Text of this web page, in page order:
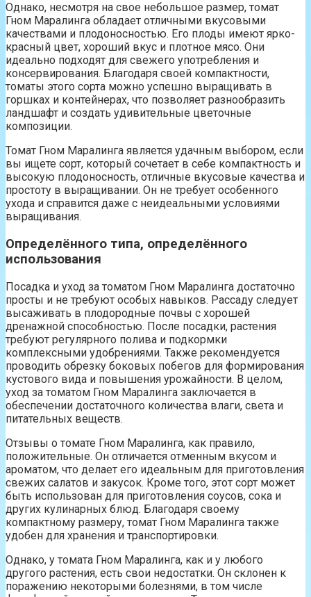
Однако, несмотря на свое небольшое размер, томат
Гном Маралинга обладает отличными вкусовыми
качествами и плодоносностью. Его плоды имеют ярко-
красный цвет, хороший вкус и плотное мясо. Они
идеально подходят для свежего употребления и
консервирования. Благодаря своей компактности,
томаты этого сорта можно успешно выращивать в
горшках и контейнерах, что позволяет разнообразить
ландшафт и создать удивительные цветочные
композиции.
Томат Гном Маралинга является удачным выбором, если
вы ищете сорт, который сочетает в себе компактность и
высокую плодоносность, отличные вкусовые качества и
простоту в выращивании. Он не требует особенного
ухода и справится даже с неидеальными условиями
выращивания.
Определённого типа, определённого
использования
Посадка и уход за томатом Гном Маралинга достаточно
просты и не требуют особых навыков. Рассаду следует
высаживать в плодородные почвы с хорошей
дренажной способностью. После посадки, растения
требуют регулярного полива и подкормки
комплексными удобрениями. Также рекомендуется
проводить обрезку боковых побегов для формирования
кустового вида и повышения урожайности. В целом,
уход за томатом Гном Маралинга заключается в
обеспечении достаточного количества влаги, света и
питательных веществ.
Отзывы о томате Гном Маралинга, как правило,
положительные. Он отличается отменным вкусом и
ароматом, что делает его идеальным для приготовления
свежих салатов и закусок. Кроме того, этот сорт может
быть использован для приготовления соусов, сока и
других кулинарных блюд. Благодаря своему
компактному размеру, томат Гном Маралинга также
удобен для хранения и транспортировки.
Однако, у томата Гном Маралинга, как и у любого
другого растения, есть свои недостатки. Он склонен к
поражению некоторыми болезнями, в том числе